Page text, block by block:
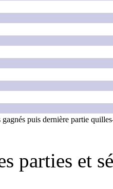
puis dernière partie
parties et